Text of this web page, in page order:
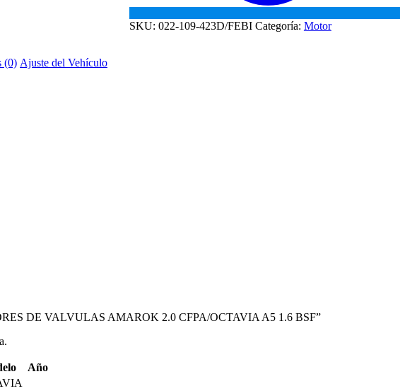
SKU: 022-109-423D/FEBI Categoría: Motor
(0) Ajuste del Vehículo
DE VALVULAS AMAROK 2.0 CFPA/OCTAVIA A5 1.6 BSF”
Año